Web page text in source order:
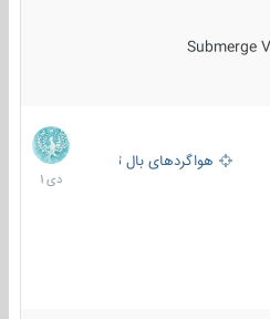
هواگردهای بال ثابت
12
دی
1401